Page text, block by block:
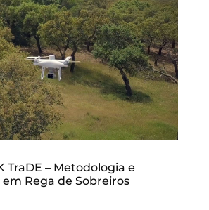
TraDE – Metodologia e
em Rega de Sobreiros